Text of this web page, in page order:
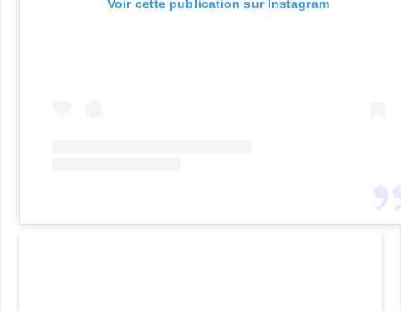
Voir cette publication sur Instagram